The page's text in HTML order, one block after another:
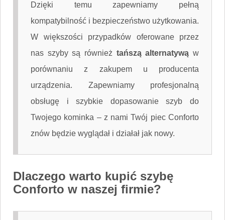
Dzięki temu zapewniamy pełną
kompatybilność i bezpieczeństwo użytkowania.
W większości przypadków oferowane przez
nas szyby są również tańszą alternatywą w
porównaniu z zakupem u producenta
urządzenia. Zapewniamy profesjonalną
obsługę i szybkie dopasowanie szyb do
Twojego kominka – z nami Twój piec Conforto
znów będzie wyglądał i działał jak nowy.
Dlaczego warto kupić szybę
Conforto w naszej firmie?